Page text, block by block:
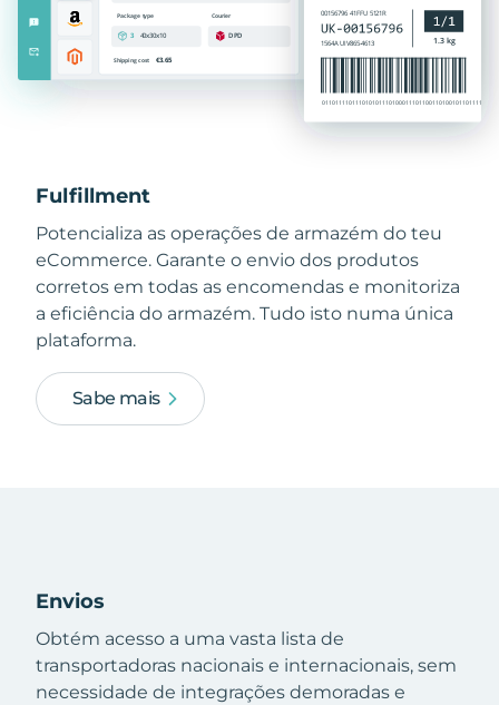
Fulfillment
Potencializa as operações de armazém do teu
eCommerce. Garante o envio dos produtos
corretos em todas as encomendas e monitoriza
a eficiência do armazém. Tudo isto numa única
plataforma.
Sabe mais
Envios
Obtém acesso a uma vasta lista de
transportadoras nacionais e internacionais, sem
necessidade de integrações demoradas e